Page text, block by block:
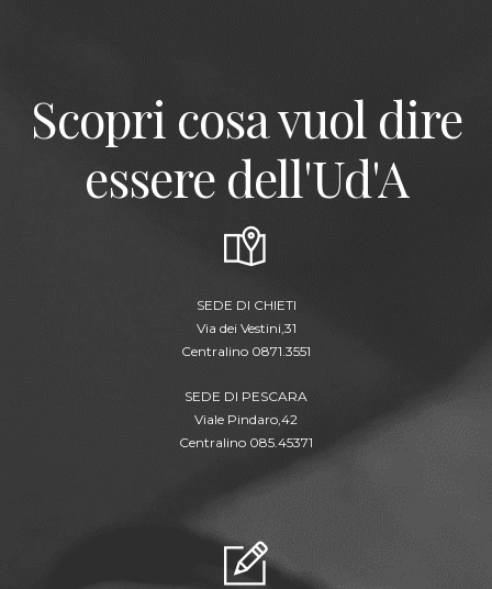
Scopri cosa vuol dire
essere dell'Ud'A
SEDE DI CHIETI
Via dei Vestini,31
Centralino 0871.3551
SEDE DI PESCARA
Viale Pindaro,42
Centralino 085.45371